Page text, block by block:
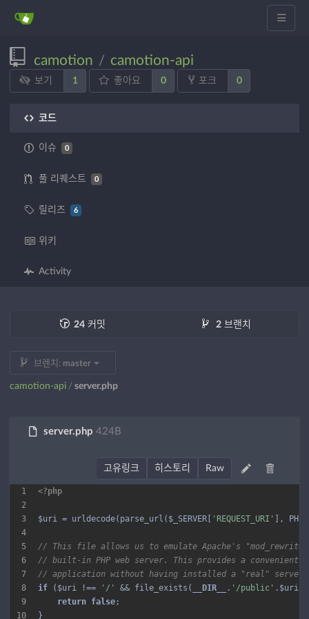
camotion / camotion-api
보기 1 좋아요 0 포크 0
코드
이슈 0
풀 리퀘스트 0
릴리즈 6
위키
Activity
24커밋 2 브랜치
브렌치: master
camotion-api / server.php
server.php 424B
고유링크 히스토리 Raw
1
2
3
4
5
6
7
8
9
10
<?php
$uri = urldecode(parse_url($_SERVER[ 'REQUEST_URI'
// This file allows us to emulate Apache's
// built-in PHP web server. This provides a convenient
// application without having installed a "real" server
if ($uri !== '/' && file_exists( __DIR__ . '/public'
return false